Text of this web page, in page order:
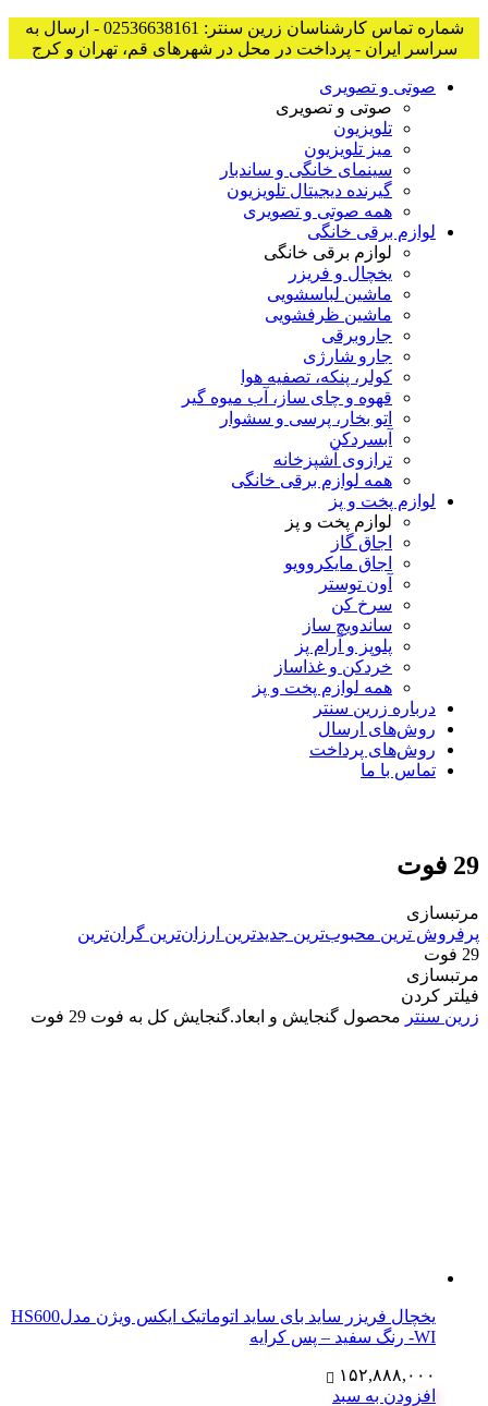
شماره تماس کارشناسان زرین سنتر: 02536638161 - ارسال به
سراسر ایران - پرداخت در محل در شهرهای قم، تهران و کرج
صوتی و تصویری
صوتی و تصویری
تلویزیون
میز تلویزیون
سینمای خانگی و ساندبار
گیرنده دیجیتال تلویزیون
همه صوتی و تصویری
لوازم برقی خانگی
لوازم برقی خانگی
یخچال و فریزر
ماشین لباسشویی
ماشین ظرفشویی
جاروبرقی
جارو شارژی
کولر، پنکه، تصفیه هوا
قهوه و چای ساز، آب میوه گیر
اتو بخار، پرسی و سشوار
آبسردکن
ترازوی آشپزخانه
همه لوازم برقی خانگی
لوازم پخت و پز
لوازم پخت و پز
اجاق گاز
اجاق مایکروویو
آون توستر
سرخ کن
ساندویچ ساز
پلوپز و آرام پز
خردکن و غذاساز
همه لوازم پخت و پز
درباره زرین سنتر
روش‌های ارسال
روش‌های پرداخت
تماس با ما
29 فوت
مرتبسازی
پرفروش ترین محبوب‌ترین جدیدترین ارزان‌ترین گران‌ترین
29 فوت
مرتبسازی
فیلتر کردن
زرین سنتر محصول گنجایش و ابعاد.گنجایش کل به فوت 29 فوت
یخچال فریزر ساید بای ساید اتوماتیک ایکس ویژن مدلHS600
-WI رنگ سفید – پس کرایه
۱۵۲,۸۸۸,۰۰۰
افزودن به سبد